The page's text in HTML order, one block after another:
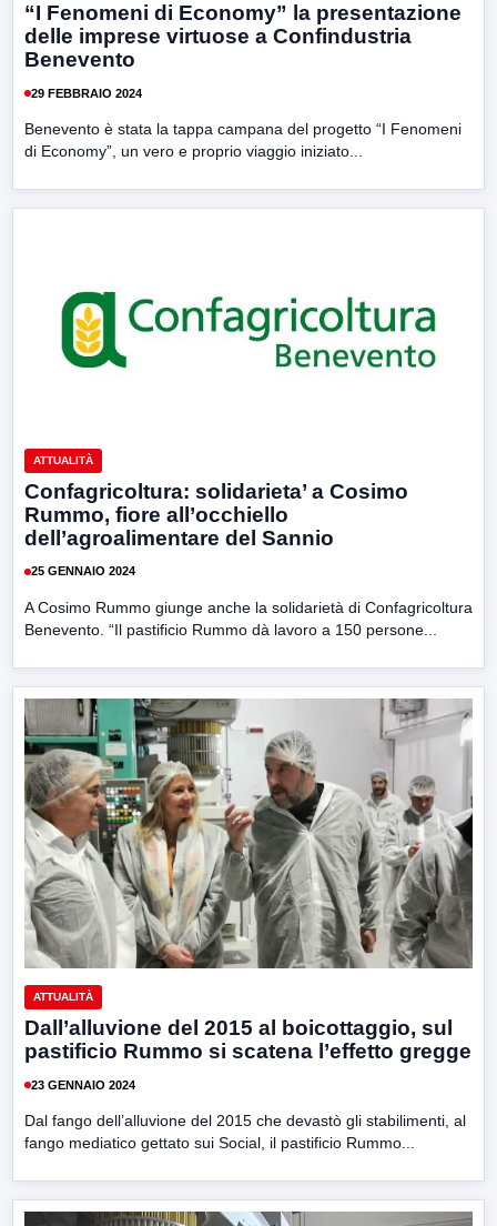
“I Fenomeni di Economy” la presentazione
delle imprese virtuose a Confindustria
Benevento
29 FEBBRAIO 2024
Benevento è stata la tappa campana del progetto “I Fenomeni
di Economy”, un vero e proprio viaggio iniziato...
ATTUALITÀ
Confagricoltura: solidarieta’ a Cosimo
Rummo, fiore all’occhiello
dell’agroalimentare del Sannio
25 GENNAIO 2024
A Cosimo Rummo giunge anche la solidarietà di Confagricoltura
Benevento. “Il pastificio Rummo dà lavoro a 150 persone...
ATTUALITÀ
Dall’alluvione del 2015 al boicottaggio, sul
pastificio Rummo si scatena l’effetto gregge
23 GENNAIO 2024
Dal fango dell’alluvione del 2015 che devastò gli stabilimenti, al
fango mediatico gettato sui Social, il pastificio Rummo...